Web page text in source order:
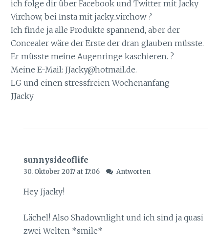
ich folge dir über Facebook und Twitter mit Jacky
Virchow, bei Insta mit jacky_virchow ?
Ich finde ja alle Produkte spannend, aber der
Concealer wäre der Erste der dran glauben müsste.
Er müsste meine Augenringe kaschieren. ?
Meine E-Mail: JJacky@hotmail.de.
LG und einen stressfreien Wochenanfang
JJacky
sunnysideoflife
30. Oktober 2017 at 17:06 Antworten
Hey Jjacky!
Lächel! Also Shadownlight und ich sind ja quasi
zwei Welten *smile*